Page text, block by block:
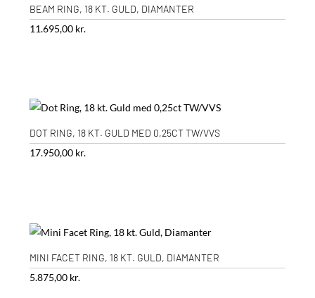
BEAM RING, 18 KT. GULD, DIAMANTER
11.695,00 kr.
DOT RING, 18 KT. GULD MED 0,25CT TW/VVS
17.950,00 kr.
MINI FACET RING, 18 KT. GULD, DIAMANTER
5.875,00 kr.